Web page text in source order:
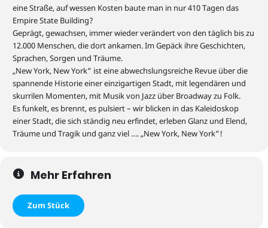
eine Straße,auf wessen Kosten baute man in nur 410 Tagen das
Empire State Building?
Geprägt, gewachsen, immer wieder verändert von den täglich bis zu
12.000 Menschen, die dort ankamen. Im Gepäck ihre Geschichten,
Sprachen, Sorgen und Träume.
„New York, New York“ ist eine abwechslungsreiche Revue über die
spannende Historie einer einzigartigen Stadt, mit legendären und
skurrilen Momenten, mit Musik von Jazz über Broadway zu Folk.
Es funkelt, es brennt, es pulsiert – wir blicken in das Kaleidoskop
einer Stadt, die sich ständig neu erfindet,erleben Glanz und Elend,
Träume und Tragik und ganz viel ….„New York, New York“!
Mehr Erfahren
Zum Stück